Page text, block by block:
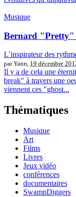
Musique
Bernard "Pretty"
L’inspirateur des
par Yann, 19 décembre
Il y a de cela une
break" à travers une
viennent ces "ghost...
Thématiques
Musique
Art
Films
Livres
Jeux vidéo
conférences
documentaires
SwampDiggers